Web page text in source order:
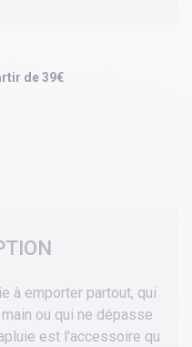
de 39€
à emporter partout, qui
ou qui ne dépasse
est l'accessoire qu